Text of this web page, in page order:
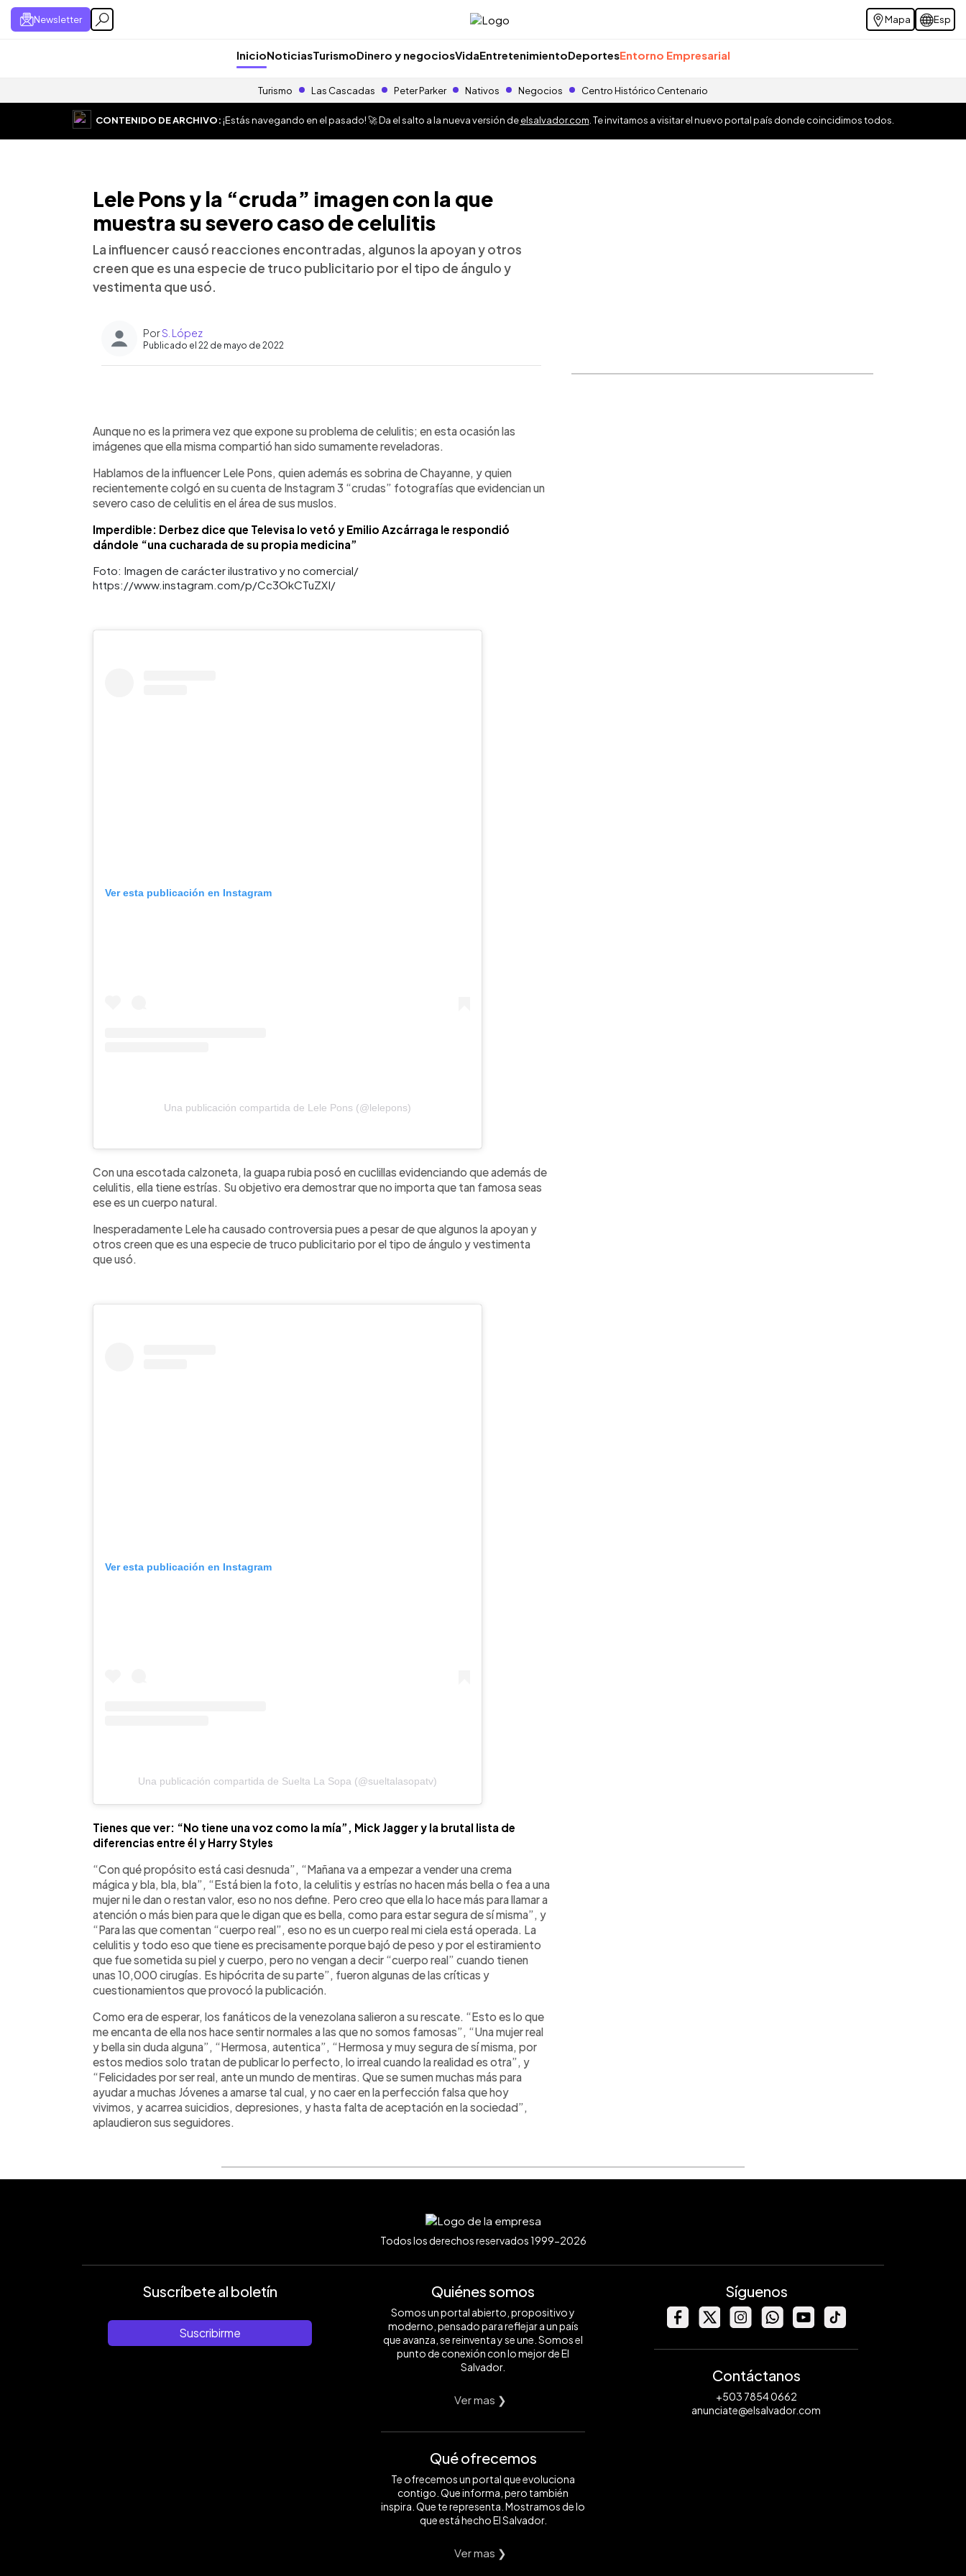
Newsletter Mapa Esp
InicioNoticiasTurismoDinero y negociosVidaEntretenimientoDeportesEntorno Empresarial
Turismo Las Cascadas Peter Parker Nativos Negocios Centro Histórico Centenario
CONTENIDO DE ARCHIVO:¡Estás navegando en el pasado! 🚀 Da el salto a la nueva versión deelsalvador.com . Te invitamos a visitar el nuevo portal país donde coincidimos todos.
Lele Pons y la “cruda” imagen con la que
muestra su severo caso de celulitis
La influencer causó reacciones encontradas, algunos la apoyan y otros
creen que es una especie de truco publicitario por el tipo de ángulo y
vestimenta que usó.
PorS. López
Publicado el 22 de mayo de 2022
Escuchar artículo
Aunque no es la primera vez que expone su problema de celulitis; en esta ocasión las
imágenes que ella misma compartió han sido sumamente reveladoras.
Hablamos de la influencer Lele Pons, quien además es sobrina de Chayanne, y quien
recientemente colgó en su cuenta de Instagram 3 “crudas” fotografías que evidencian un
severo caso de celulitis en el área de sus muslos.
Imperdible: Derbez dice que Televisa lo vetó y Emilio Azcárraga le respondió
dándole “una cucharada de su propia medicina”
Foto: Imagen de carácter ilustrativo y no comercial/
https://www.instagram.com/p/Cc3OkCTuZXI/
Ver esta publicación en Instagram
Una publicación compartida de Lele Pons (@lelepons)
Con una escotada calzoneta, la guapa rubia posó en cuclillas evidenciando que además de
celulitis, ella tiene estrías. Su objetivo era demostrar que no importa que tan famosa seas
ese es un cuerpo natural.
Inesperadamente Lele ha causado controversia pues a pesar de que algunos la apoyan y
otros creen que es una especie de truco publicitario por el tipo de ángulo y vestimenta
que usó.
Ver esta publicación en Instagram
Una publicación compartida de Suelta La Sopa (@sueltalasopatv)
Tienes que ver: “No tiene una voz como la mía”, Mick Jagger y la brutal lista de
diferencias entre él y Harry Styles
“Con qué propósito está casi desnuda”, “Mañana va a empezar a vender una crema
mágica y bla, bla, bla”, “Está bien la foto, la celulitis y estrías no hacen más bella o fea a una
mujer ni le dan o restan valor, eso no nos define. Pero creo que ella lo hace más para llamar a
atención o más bien para que le digan que es bella, como para estar segura de sí misma”, y
“Para las que comentan “cuerpo real”, eso no es un cuerpo real mi ciela está operada. La
celulitis y todo eso que tiene es precisamente porque bajó de peso y por el estiramiento
que fue sometida su piel y cuerpo, pero no vengan a decir “cuerpo real” cuando tienen
unas 10,000 cirugías. Es hipócrita de su parte”, fueron algunas de las críticas y
cuestionamientos que provocó la publicación.
Como era de esperar, los fanáticos de la venezolana salieron a su rescate. “Esto es lo que
me encanta de ella nos hace sentir normales a las que no somos famosas”, “Una mujer real
y bella sin duda alguna”, “Hermosa, autentica”, “Hermosa y muy segura de sí misma, por
estos medios solo tratan de publicar lo perfecto, lo irreal cuando la realidad es otra”, y
“Felicidades por ser real, ante un mundo de mentiras. Que se sumen muchas más para
ayudar a muchas Jóvenes a amarse tal cual, y no caer en la perfección falsa que hoy
vivimos, y acarrea suicidios, depresiones, y hasta falta de aceptación en la sociedad”,
aplaudieron sus seguidores.
Todos los derechos reservados 1999-2026
Suscríbete al boletín
Suscribirme
Quiénes somos
Somos un portal abierto, propositivo y
moderno, pensado para reflejar a un país
que avanza, se reinventa y se une. Somos el
punto de conexión con lo mejor de El
Salvador.
Ver mas ❯
Qué ofrecemos
Te ofrecemos un portal que evoluciona
contigo. Que informa, pero también
inspira. Que te representa. Mostramos de lo
que está hecho El Salvador.
Ver mas ❯
Síguenos
Contáctanos
+503 7854 0662
anunciate@elsalvador.com